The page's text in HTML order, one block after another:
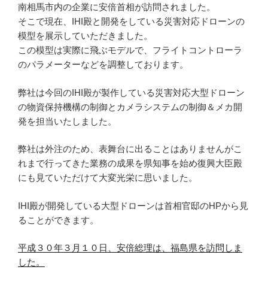
南相馬市内の企業に安倍首相が訪問されました。
そこで現在、IHI殿と開発をしている災害対応ドローンの
模型を展示していただきました。
この模型は実際に飛ぶモデルで、フライトコントローラ
のパラメーターなどを調整しております。
弊社は今回のIHI殿が製作している災害対応大型ドローン
の物資保持機構の制御とカメラシステムの制御＆メカ開
発を担当いたしました。
弊社は外注のため、表舞台に出ることはありませんがこ
れまで行ってきた業務の成果を県知事を始め復興大臣殿
にも見ていただけて大変光栄に思いました。
IHI殿が開発している大型ドローンは首相官邸のHPから見
ることができます。
平成３０年３月１０日、安倍総理は、福島県を訪問しま
した。